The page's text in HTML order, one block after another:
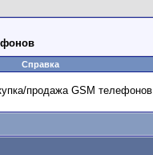
Справка
продажа GSM телефонов